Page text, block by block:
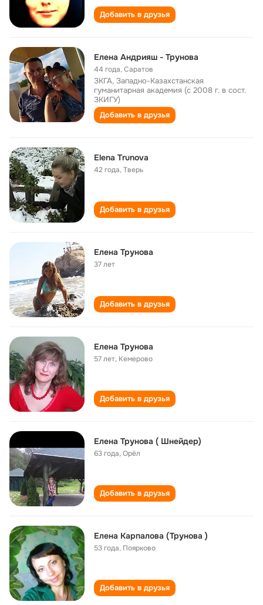
Добавить в друзья
Елена Андрияш - Трунова
44 года,Саратов
ЗКГА, Западно-Казахстанская
гуманитарная академия (с 2008 г. в сост.
ЗКИГУ)
Добавить в друзья
Elena Trunova
42 года,Тверь
Добавить в друзья
Елена Трунова
37 лет
Добавить в друзья
Елена Трунова
57 лет, Кемерово
Добавить в друзья
Елена Трунова ( Шнейдер)
63 года,Орёл
Добавить в друзья
Елена Карпалова (Трунова )
53 года, Поярково
Добавить в друзья